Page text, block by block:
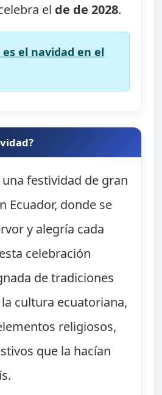
el de de 2028.
el navidad en el
una festividad de gran
Ecuador, donde se
y alegría cada
celebración
de tradiciones
cultura ecuatoriana,
religiosos,
que la hacían